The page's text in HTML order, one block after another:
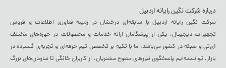
درباره شرکت نگین رایانه اردبیل
شرکت نگین رایانه اردبیل با سابقه‌ای درخشان در زمینه فناوری اطلاعات و فروش
تجهیزات دیجیتال، یکی از پیشگامان ارائه خدمات و محصولات در حوزه‌های مختلف
آی‌تی و شبکه در کشور می‌باشد. ما با تکیه بر تخصص تیم حرفه‌ای و تجربه‌ی گسترده در
بازار، توانسته‌ایم پاسخگوی نیازهای متنوع مشتریان، از کاربران خانگی تا سازمان‌های بزرگ